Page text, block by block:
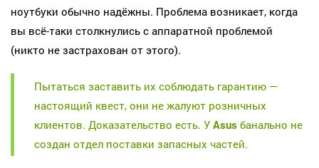
ноутбуки обычно надёжны. Проблема возникает, когда
вы всё-таки столкнулись с аппаратной проблемой
(никто не застрахован от этого).
Пытаться заставить их соблюдать гарантию —
настоящий квест, они не жалуют розничных
клиентов. Доказательство есть. У Asus банально не
создан отдел поставки запасных частей.